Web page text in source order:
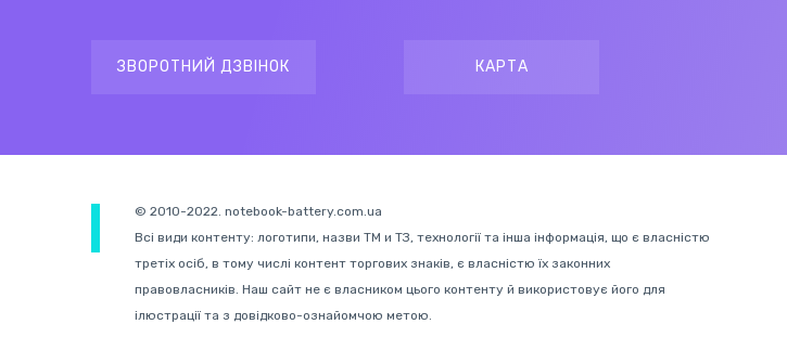
ЗВОРОТНИЙ ДЗВІНОК КАРТА
© 2010-2022. notebook-battery.com.ua
Всі види контенту: логотипи, назви ТМ и ТЗ, технології та інша інформація, що є власністю
третіх осіб, в тому числі контент торгових знаків, є власністю їх законних
правовласників. Наш сайт не є власником цього контенту й використовує його для
ілюстрації та з довідково-ознайомчою метою.